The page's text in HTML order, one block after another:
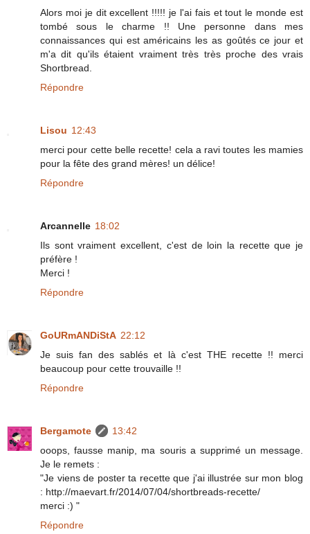
Alors moi je dit excellent !!!!! je l'ai fais et tout le monde est
tombé sous le charme !! Une personne dans mes
connaissances qui est américains les as goûtés ce jour et
m'a dit qu'ils étaient vraiment très très proche des vrais
Shortbread.
Répondre
Lisou 12:43
merci pour cette belle recette! cela a ravi toutes les mamies
pour la fête des grand mères! un délice!
Répondre
Arcannelle 18:02
Ils sont vraiment excellent, c'est de loin la recette que je
préfère !
Merci !
Répondre
GoURmANDiStA 22:12
Je suis fan des sablés et là c'est THE recette !! merci
beaucoup pour cette trouvaille !!
Répondre
Bergamote
13:42
ooops, fausse manip, ma souris a supprimé un message.
Je le remets :
"Je viens de poster ta recette que j'ai illustrée sur mon blog
: http://maevart.fr/2014/07/04/shortbreads-recette/
merci :) "
Répondre